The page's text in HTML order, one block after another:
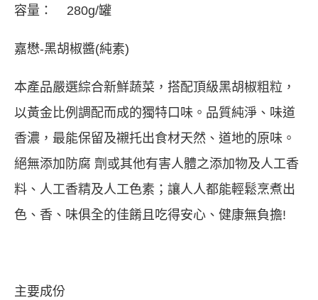
容量： 280g/罐
嘉懋-黑胡椒醬(純素)
本產品嚴選綜合新鮮蔬菜，搭配頂級黑胡椒粗粒，
以黃金比例調配而成的獨特口味。品質純淨、味道
香濃，最能保留及襯托出食材天然、道地的原味。
絕無添加防腐 劑或其他有害人體之添加物及人工香
料、人工香精及人工色素；讓人人都能輕鬆烹煮出
色、香、味俱全的佳餚且吃得安心、健康無負擔!
主要成份